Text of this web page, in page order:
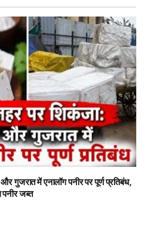
गुजरात में एनालॉग पनीर पर पूर्ण प्रतिबंध,
जब्त